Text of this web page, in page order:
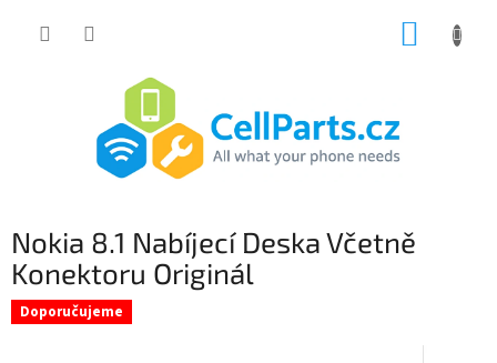
Nokia 8.1 Nabíjecí Deska Včetně
Konektoru Originál
Doporučujeme